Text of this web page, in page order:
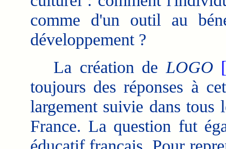
comme d'un outil au
développement ?
La création de LOGO
toujours des réponses à
largement suivie dans tous
France. La question fut